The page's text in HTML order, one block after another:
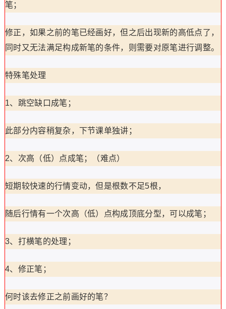
笔；
修正，如果之前的笔已经画好，但之后出现新的高低点了，
同时又无法满足构成新笔的条件，则需要对原笔进行调整。
特殊笔处理
1、跳空缺口成笔；
此部分内容稍复杂，下节课单独讲；
2、次高（低）点成笔；（难点）
短期较快速的行情变动，但是根数不足5根，
随后行情有一个次高（低）点构成顶底分型，可以成笔；
3、打横笔的处理；
4、修正笔；
何时该去修正之前画好的笔？